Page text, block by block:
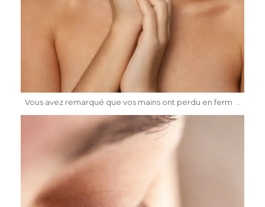
Vous avez remarqué que vos mains ont perdu en ferm ...
dr.katiasalomon